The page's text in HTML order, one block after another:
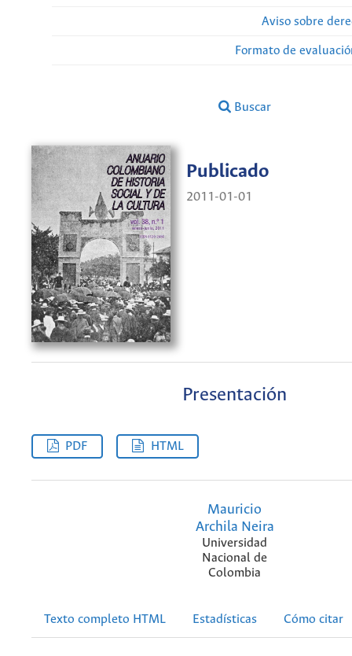
Aviso sobre
Formato de
Buscar
Publicado
2011-01-01
Presentación
PDF HTML
Mauricio
Archila Neira
Universidad
Nacional de
Colombia
Texto completo HTML Estadísticas Cómo citar